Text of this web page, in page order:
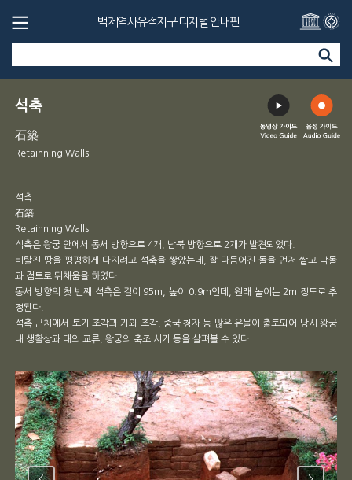
백제역사유적지구 디지털 안내판
석축
石築
Retainning Walls
석축
石築
Retainning Walls
석축은 왕궁 안에서 동서 방향으로 4개, 남북 방향으로 2개가 발견되었다.
비탈진 땅을 평평하게 다지려고 석축을 쌓았는데, 잘 다듬어진 돌을 먼저 쌑고 막돌
과 점토로 뒤채움을 하였다.
동서 방향의 첫 번째 석축은 길이 95m, 높이 0.9m인데, 원래 놑이는 2m 정도로 추
정된다.
석축 근처에서 토기 조각과 기와 조각, 중국 청자 등 많은 유물이 출토되어 당시 왕궁
내 생활상과 대외 교류, 왕궁의 축조 시기 등을 살펴볼 수 있다.